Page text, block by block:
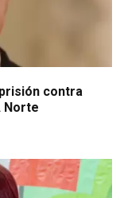
contra
Norte